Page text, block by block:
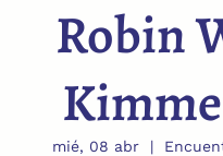
Robin
mié, 08 abr
  |